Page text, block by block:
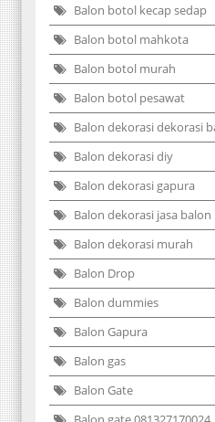
Balon botol kecap sedap
Balon botol mahkota
Balon botol murah
Balon botol pesawat
Balon dekorasi dekorasi
Balon dekorasi diy
Balon dekorasi gapura
Balon dekorasi jasa balon
Balon dekorasi murah
Balon Drop
Balon dummies
Balon Gapura
Balon gas
Balon Gate